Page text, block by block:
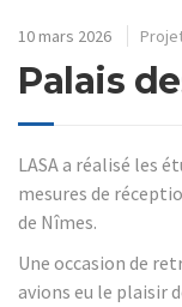
10 mars 2026
Palais
LASA a réalisé les
mesures de
de Nîmes.
Une occasion de
avions eu le plaisir